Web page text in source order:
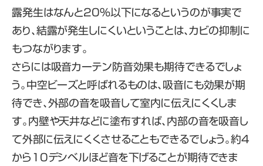
露発生はなんと20%以下になるというのが事実で
あり、結露が発生しにくいということは、カビの抑制に
もつながります。
さらには吸音カーテン防音効果も期待できるでしょ
う。中空ビーズと呼ばれるものは、吸音にも効果が期
待でき、外部の音を吸音して室内に伝えにくくしま
す。内壁や天井などに塗布すれば、内部の音を吸音し
て外部に伝えにくくさせることもできるでしょう。約4
から10デシベルほど音を下げることが期待できま